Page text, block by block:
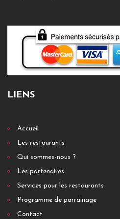
LIENS
Accueil
Les restaurants
Qui sommes-nous ?
Les partenaires
Services pour les restaurants
Programme de parrainage
Contact